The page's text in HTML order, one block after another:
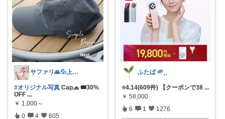
サファリ‎🙏💦上限中
#オリジナル写真 Cap🧢 🎟30%
OFF ...
￥ 1,000～
0 4 605
ふたば 🌱⸒⸒
⭐️4.14(609件) 【クーポンで38 ...
￥ 58,000
6 1 1276